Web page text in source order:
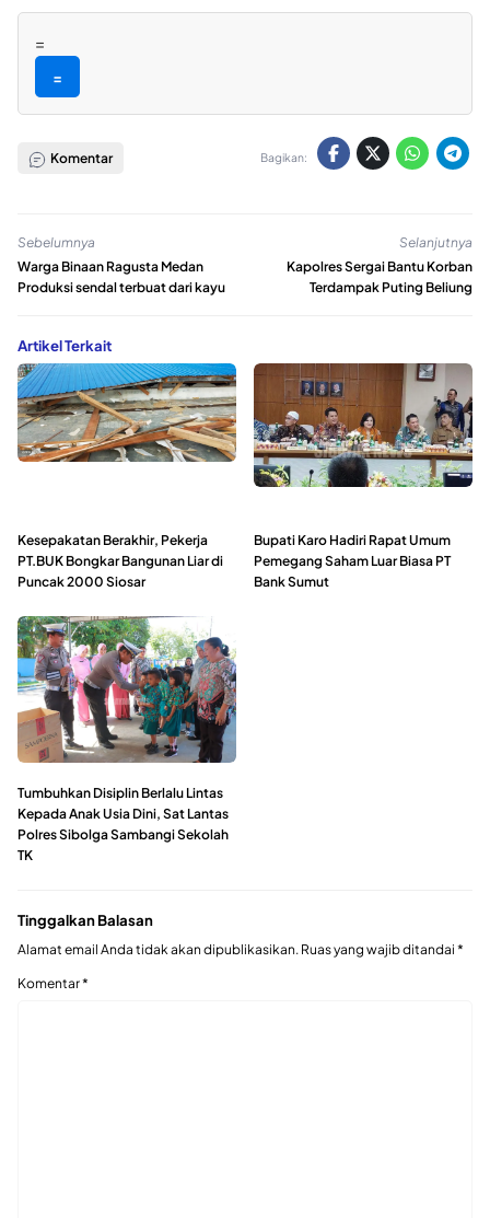
=
=
Komentar Bagikan:
Sebelumnya
Warga Binaan Ragusta Medan
Produksi sendal terbuat dari kayu
Selanjutnya
Kapolres Sergai Bantu Korban
Terdampak Puting Beliung
Artikel Terkait
Kesepakatan Berakhir, Pekerja
PT.BUK Bongkar Bangunan Liar di
Puncak 2000 Siosar
Bupati Karo Hadiri Rapat Umum
Pemegang Saham Luar Biasa PT
Bank Sumut
Tumbuhkan Disiplin Berlalu Lintas
Kepada Anak Usia Dini, Sat Lantas
Polres Sibolga Sambangi Sekolah
TK
Tinggalkan Balasan
Alamat email Anda tidak akan dipublikasikan. Ruas yang wajib ditandai *
Komentar*